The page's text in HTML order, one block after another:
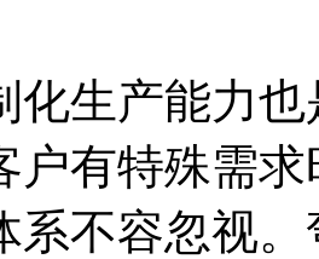
化生产能力
户有特殊需求
系不容忽视